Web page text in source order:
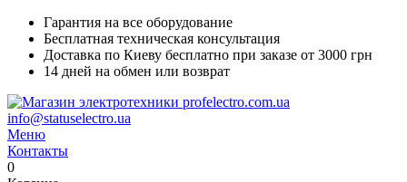
Гарантия на все оборудование
Бесплатная техническая консультация
Доставка по Киеву бесплатно при заказе от 3000 грн
14 дней на обмен или возврат
info@statuselectro.ua
Меню
Контакты
0